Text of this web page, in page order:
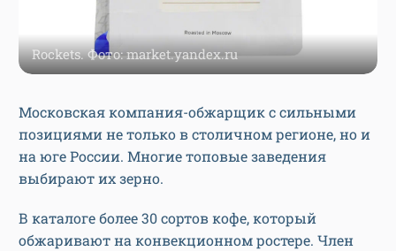
Rockets. Фото: market.yandex.ru
Московская компания-обжарщик с сильными
позициями не только в столичном регионе, но и
на юге России. Многие топовые заведения
выбирают их зерно.
В каталоге более 30 сортов кофе, который
обжаривают на конвекционном ростере. Член